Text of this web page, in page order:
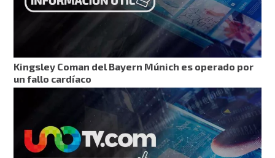
Kingsley Coman del Bayern Múnich es operado por
un fallo cardíaco